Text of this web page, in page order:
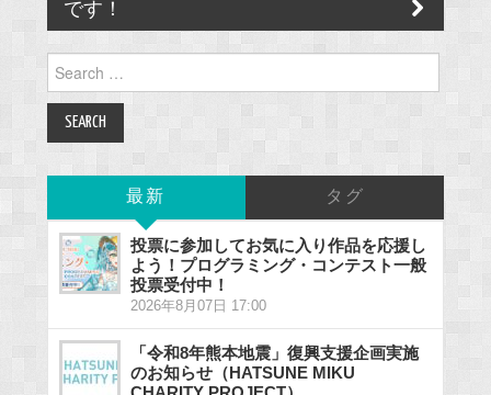
です！
Search
for:
最新 タグ
投票に参加してお気に入り作品を応援し
よう！プログラミング・コンテスト一般
投票受付中！
2026年8月07日 17:00
「令和8年熊本地震」復興支援企画実施
のお知らせ（HATSUNE MIKU